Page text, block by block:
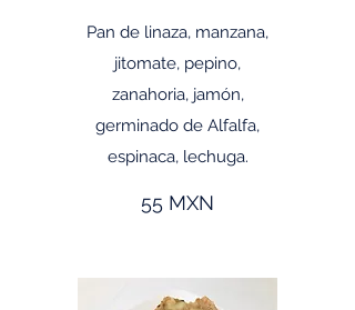
Pan de linaza, manzana,
jitomate, pepino,
zanahoria, jamón,
germinado de Alfalfa,
espinaca, lechuga.
55 MXN